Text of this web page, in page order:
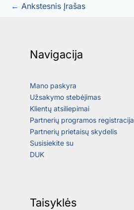
← Ankstesnis Įrašas
Navigacija
Mano paskyra
Užsakymo stebėjimas
Klientų atsiliepimai
Partnerių programos registracija
Partnerių prietaisų skydelis
Susisiekite su
DUK
Taisyklės